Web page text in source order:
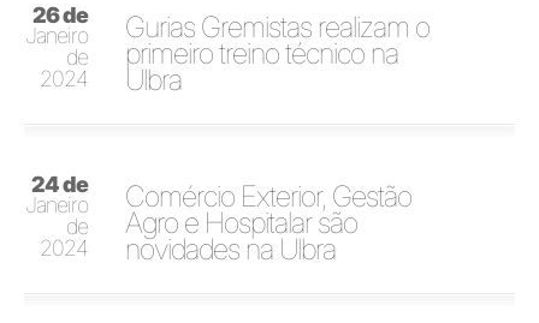
26 de
Janeiro
de
2024
Gurias Gremistas realizam o
primeiro treino técnico na
Ulbra
24 de
Janeiro
de
2024
Comércio Exterior, Gestão
Agro e Hospitalar são
novidades na Ulbra